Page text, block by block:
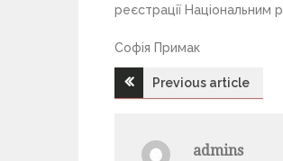
реєстрації Національним
Софія Примак
Н
Previous article
admins